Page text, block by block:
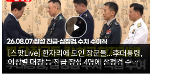
[스팟Live] 한자리에 모인 장군들...李대통령,
이상렬 대장 등 진급 장성 4명에 삼정검 수치
직접 수여｜26.08.07 장성 진급·삼정검 수치